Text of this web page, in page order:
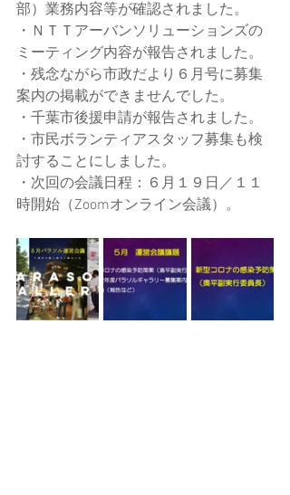
部）業務内容等が確認されました。
・ＮＴＴアーバンソリューションズの
ミーティング内容が報告されました。
・残念ながら市政だより６月号に募集
案内の掲載ができませんでした。
・千葉市後援申請が報告されました。
・市民ボランティアスタッフ募集も検
討することにしました。
・次回の会議日程：６月１９日／１１
時開始（Zoomオンライン会議）。